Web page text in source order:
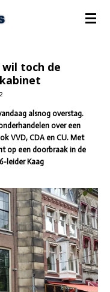
toch de
alsnog overstag.
over een
VVD, CDA en CU. Met
op een doorbraak in de
leider Kaag